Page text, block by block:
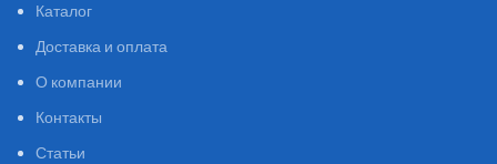
Каталог
Доставка и оплата
О компании
Контакты
Статьи